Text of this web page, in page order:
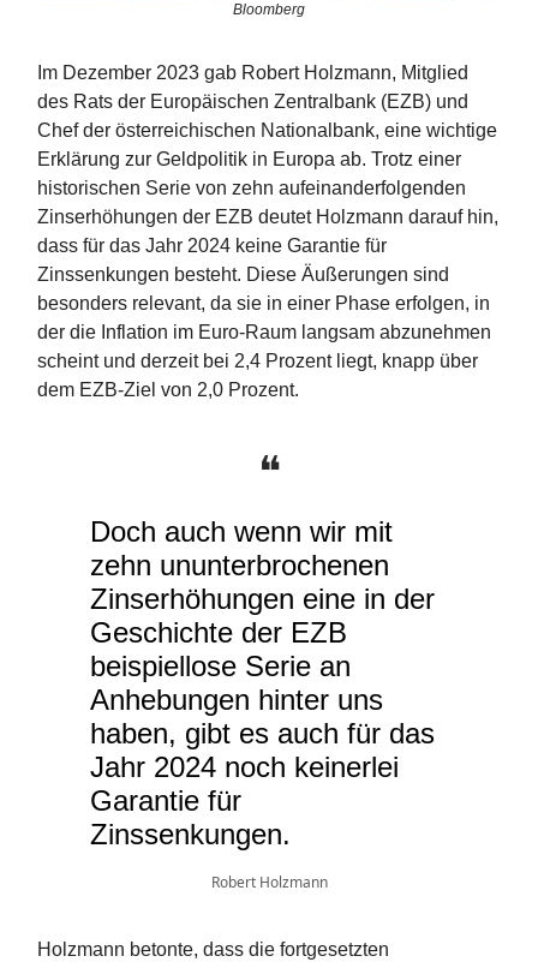
Bloomberg
Im Dezember 2023 gab Robert Holzmann, Mitglied
des Rats der Europäischen Zentralbank (EZB) und
Chef der österreichischen Nationalbank, eine wichtige
Erklärung zur Geldpolitik in Europa ab. Trotz einer
historischen Serie von zehn aufeinanderfolgenden
Zinserhöhungen der EZB deutet Holzmann darauf hin,
dass für das Jahr 2024 keine Garantie für
Zinssenkungen besteht. Diese Äußerungen sind
besonders relevant, da sie in einer Phase erfolgen, in
der die Inflation im Euro-Raum langsam abzunehmen
scheint und derzeit bei 2,4 Prozent liegt, knapp über
dem EZB-Ziel von 2,0 Prozent.
❝
Doch auch wenn wir mit
zehn ununterbrochenen
Zinserhöhungen eine in der
Geschichte der EZB
beispiellose Serie an
Anhebungen hinter uns
haben, gibt es auch für das
Jahr 2024 noch keinerlei
Garantie für
Zinssenkungen.
Robert Holzmann
Holzmann betonte, dass die fortgesetzten